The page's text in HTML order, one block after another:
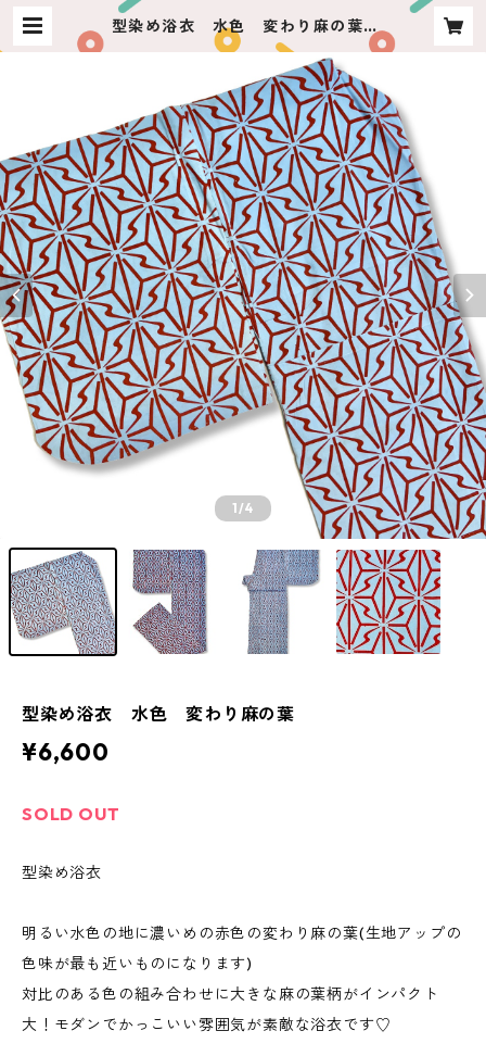
型染め浴衣 水色 変わり麻の葉 |
usagiya ashikaga
1/4
型染め浴衣 水色 変わり麻の葉
¥6,600
SOLD OUT
型染め浴衣
明るい水色の地に濃いめの赤色の変わり麻の葉(生地アップの
色味が最も近いものになります)
対比のある色の組み合わせに大きな麻の葉柄がインパクト
大！モダンでかっこいい雰囲気が素敵な浴衣です♡